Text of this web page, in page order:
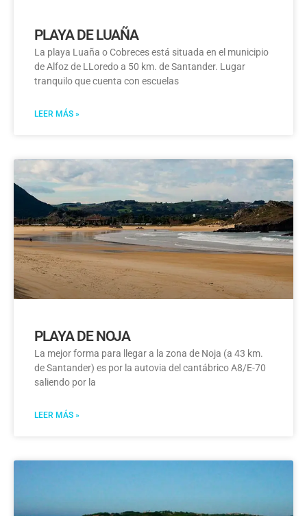
PLAYA DE LUAÑA
La playa Luaña o Cobreces está situada en el municipio
de Alfoz de LLoredo a 50 km. de Santander. Lugar
tranquilo que cuenta con escuelas
LEER MÁS »
PLAYA DE NOJA
La mejor forma para llegar a la zona de Noja (a 43 km.
de Santander) es por la autovia del cantábrico A8/E-70
saliendo por la
LEER MÁS »